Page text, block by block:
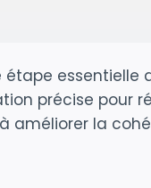
étape
précise pour
améliorer la